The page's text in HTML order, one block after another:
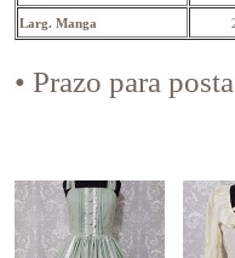
Larg. Manga
• Prazo para